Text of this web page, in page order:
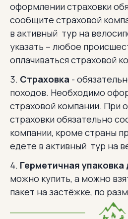
оформлении страховки
сообщите страховой
в активный тур на
указать – любое
оплачиваться страховой
Страховка -
походов. Необходимо
страховой компании. При
страховки обязательно
компании, кроме страны
едете в активный тур на
Герметичная
можно купить, а можно
пакет на застёжке, по